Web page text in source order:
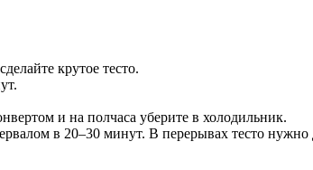
крутое тесто.
и на полчаса уберите в холодильник.
в 20–30 минут. В перерывах тесто нужно